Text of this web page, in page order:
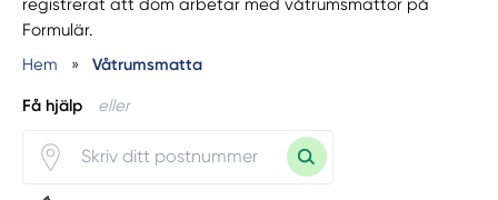
registrerat att dom arbetar med våtrumsmattor på
Formulär.
Hem
» Våtrumsmatta
Få hjälp eller